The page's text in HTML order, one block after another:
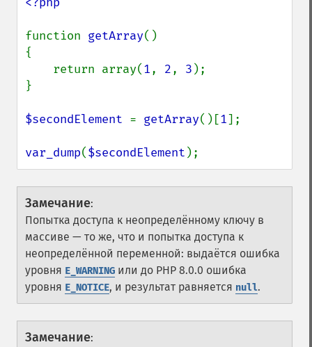
function getArray()
{
    return array(
1, 2, 3 );
}
$secondElement = getArray()[1];
var_dump($secondElement );
Замечание:
Попытка доступа к неопределённому ключу в
массиве — то же, что и попытка доступа к
неопределённой переменной: выдаётся ошибка
уровня E_WARNING или до PHP 8.0.0 ошибка
уровня E_NOTICE, и результат равняется null.
Замечание: